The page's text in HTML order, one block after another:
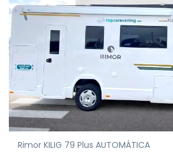
Rimor KILIG 79 Plus AUTOMÁTICA